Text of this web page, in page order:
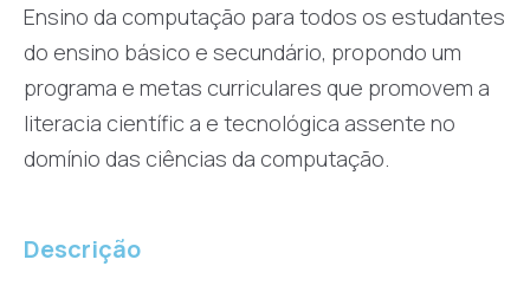
Ensino da computação para todos os estudantes
do ensino básico e secundário, propondo um
programa e metas curriculares que promovem a
literacia científic a e tecnológica assente no
domínio das ciências da computação.
Descrição